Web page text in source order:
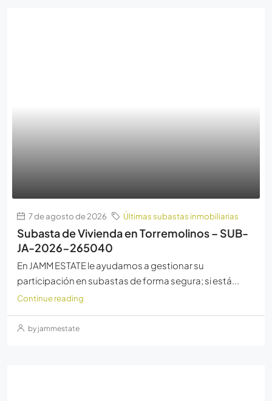
7 de agosto de 2026 Últimas subastas inmobiliarias
Subasta de Vivienda en Torremolinos – SUB-
JA-2026-265040
En JAMM ESTATE le ayudamos a gestionar su
participación en subastas de forma segura; si está...
Continue reading
by jammestate